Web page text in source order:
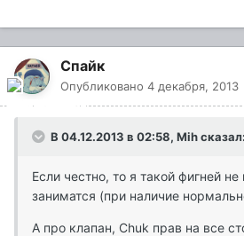
Спайк
Опубликовано 4 декабря, 2013
В 04.12.2013 в 02:58, Mih сказал:
Если честно, то я такой фигней
заниматся (при наличие
А про клапан, Chuk прав на все